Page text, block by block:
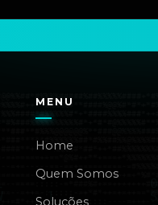
MENU
Home
Quem Somos
Soluções